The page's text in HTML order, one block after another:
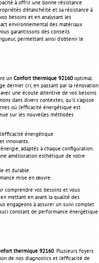
à offrir une bonne résistance
d'étanchéité et sa résistance à
besoins et en analysant les
environnemental des matériaux
garantissons des conseils
permettant ainsi d'obtenir le
unConfort thermique 92160optimal.
dernier cri, en passant par la rénovation
une écoute attentive de vos besoins
dans divers contextes, qu'il s'agisse
où l'efficacité énergétique est
sur les nouvelles méthodes
énergétique.
innovants.
adaptés à chaque configuration.
amélioration esthétique de votre
et durable.
mise en œuvre.
comprendre vos besoins et vous
mettant en avant la qualité des
engageons à assurer un suivi complet
constant de performance énergétique
thermique 92160. Plusieurs foyers
de nos diagnostics et l'efficacité de